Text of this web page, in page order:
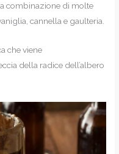
combinazione di molte
cannella e gaulteria.
che viene
della radice dell’albero